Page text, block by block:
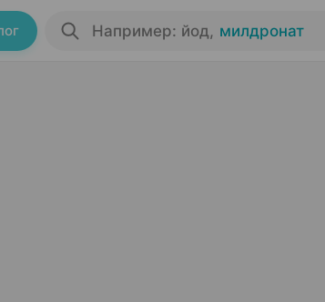
Например: йод, милдронат